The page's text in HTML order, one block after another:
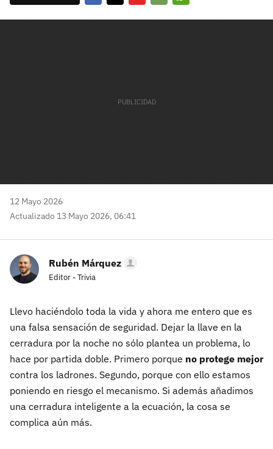
12 Mayo 2026
Actualizado 13 Mayo 2026, 06:41
Rubén Márquez
Editor - Trivia
Llevo haciéndolo toda la vida y ahora me entero que es
una falsa sensación de seguridad. Dejar la llave en la
cerradura por la noche no sólo plantea un problema, lo
hace por partida doble. Primero porque no protege mejor
contra los ladrones. Segundo, porque con ello estamos
poniendo en riesgo el mecanismo. Si además añadimos
una cerradura inteligente a la ecuación, la cosa se
complica aún más.